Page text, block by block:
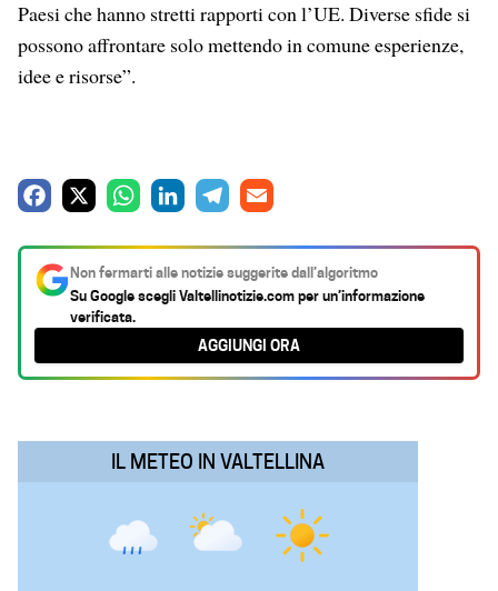
Paesi che hanno stretti rapporti con l’UE. Diverse sfide si
possono affrontare solo mettendo in comune esperienze,
idee e risorse”.
c
e
b
o
t
s
A
k
e
d
e
g
r
a
i
l
Non fermarti alle notizie suggerite dall’algoritmo
Su Google scegliValtellinotizie.comper un’informazione
verificata.
AGGIUNGI ORA
IL METEO IN VALTELLINA